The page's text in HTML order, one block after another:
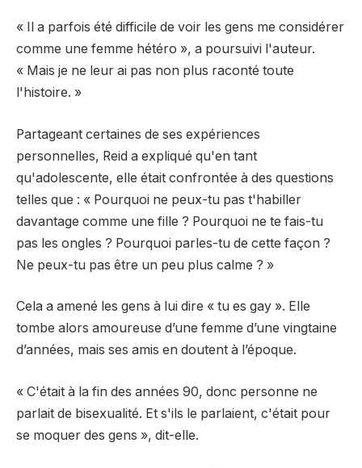
« Il a parfois été difficile de voir les gens me considérer
comme une femme hétéro », a poursuivi l'auteur.
« Mais je ne leur ai pas non plus raconté toute
l'histoire. »
Partageant certaines de ses expériences
personnelles, Reid a expliqué qu'en tant
qu'adolescente, elle était confrontée à des questions
telles que : « Pourquoi ne peux-tu pas t'habiller
davantage comme une fille ? Pourquoi ne te fais-tu
pas les ongles ? Pourquoi parles-tu de cette façon ?
Ne peux-tu pas être un peu plus calme ? »
Cela a amené les gens à lui dire « tu es gay ». Elle
tombe alors amoureuse d’une femme d’une vingtaine
d’années, mais ses amis en doutent à l’époque.
« C'était à la fin des années 90, donc personne ne
parlait de bisexualité. Et s'ils le parlaient, c'était pour
se moquer des gens », dit-elle.